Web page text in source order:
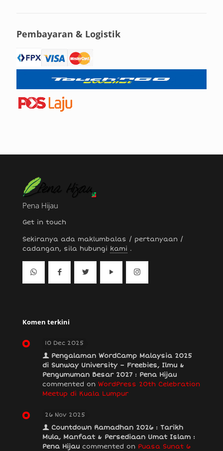
Pembayaran & Logistik
Pena Hijau
Get in touch
Sekiranya ada maklumbalas / pertanyaan /
cadangan, sila hubungi kami .
Komen terkini
10 Dec 2025
Pengalaman WordCamp Malaysia 2025
di Sunway University – Freebies, Ilmu &
Pengumuman Besar 2027 : Pena Hijau
commented on WordPress 20th Celebration
Meetup di Kuala Lumpur
26 Nov 2025
Countdown Ramadhan 2026 : Tarikh
Mula, Manfaat & Persediaan Umat Islam :
Pena Hijau commented on Puasa Sunat 6